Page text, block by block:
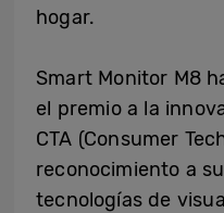
hogar.
Smart Monitor M8
el premio a la
CTA (Consumer
reconocimiento a
tecnologías de